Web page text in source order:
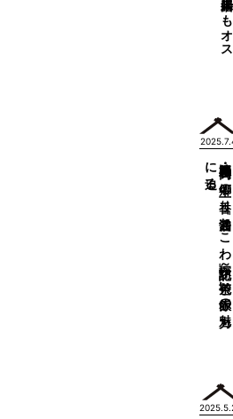
新潟県・長岡の
郷土の
香り
「醤油お
こ
わ
」探訪記～
茶色い
赤飯の
魅力
に
迫る